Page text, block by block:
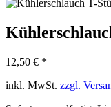
12,50 € *
inkl. MwSt. zzgl.